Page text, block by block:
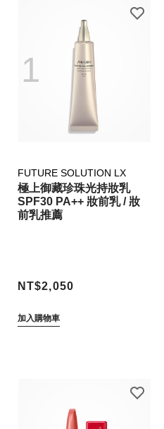
1
FUTURE SOLUTION LX
極上御藏珍珠光持妝乳
SPF30 PA++ 妝前乳 / 妝
前乳推薦
NT$2,050
加入購物車